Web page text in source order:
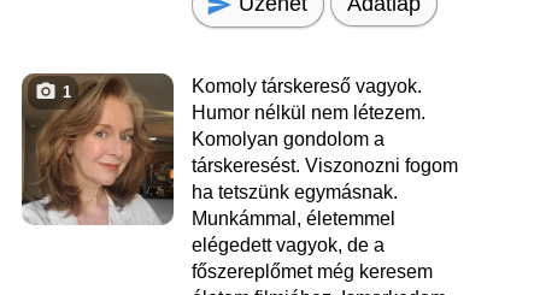
1
Komoly társkereső vagyok.
Humor nélkül nem létezem.
Komolyan gondolom a
társkeresést. Viszonozni fogom
ha tetszünk egymásnak.
Munkámmal, életemmel
elégedett vagyok, de a
főszereplőmet még keresem